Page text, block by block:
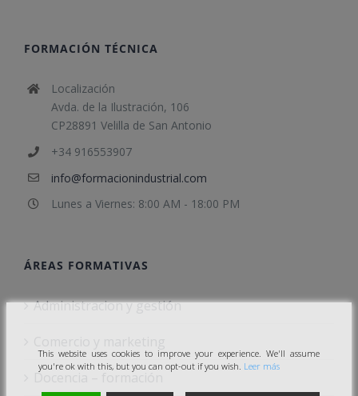
FORMACIÓN TÉCNICA
Localización
Avda. de la Ilustración, 106
CP28891 Velilla de San Antonio
+34 916553907
info@formacionindustrial.com
Lunes a Viernes: 8:00 AM - 18:00 PM
ÁREAS FORMATIVAS
Administracion y gestión
Docencia – formación
This website uses cookies to improve your experience. We'll assume
you're ok with this, but you can opt-out if you wish. Leer más